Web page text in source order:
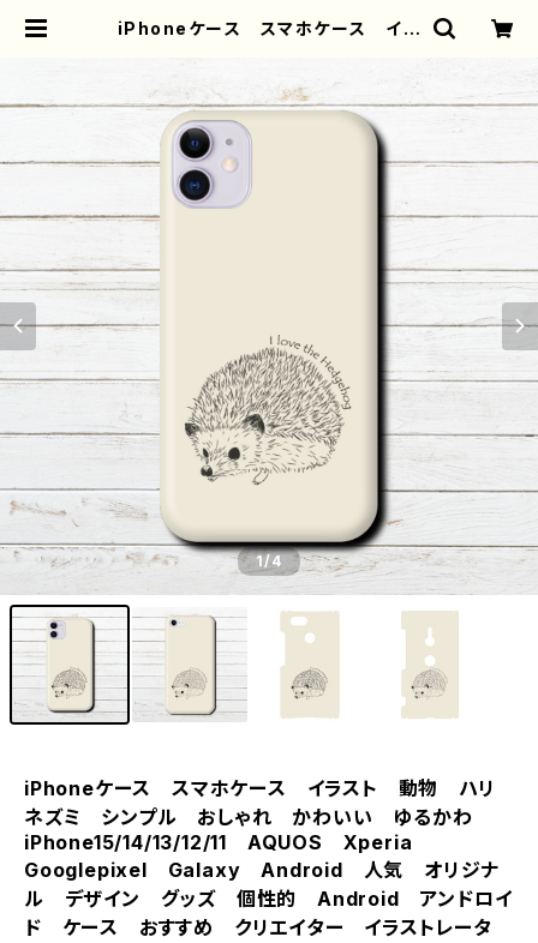
iPhoneケース スマホケース イラ
one15/14/13/12/11 AQUOS X
peria Googlepixel Galaxy
Android 人気 オリジナル デザ
イン グッズ 個性的 Android
アンドロイド ケース おすすめ ク
リエイター イラストレーター 絵
師 タイトル：ハリネズミ ベージュ
作：Hanami F-5 | iPhoneケー
ラストレーター/グッズ/人気/後払い/
1/4
iPhoneケース スマホケース イラスト 動物 ハリ
ネズミ シンプル おしゃれ かわいい ゆるかわ
iPhone15/14/13/12/11 AQUOS Xperia
Googlepixel Galaxy Android 人気 オリジナ
ル デザイン グッズ 個性的 Android アンドロイ
ド ケース おすすめ クリエイター イラストレータ